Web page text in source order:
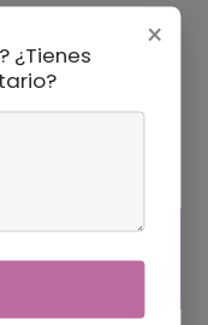
ou vive em uma
suplementação
pode
×
¿Tienes